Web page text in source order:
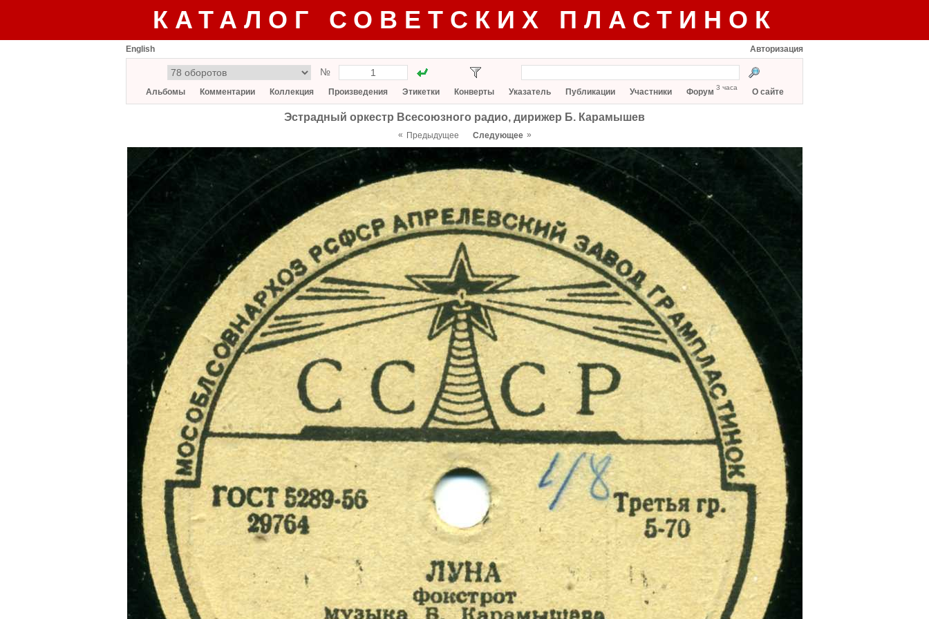
КАТАЛОГ СОВЕТСКИХ ПЛАСТИНОК
English Авторизация
№
Альбомы Комментарии Коллекция Произведения Этикетки Конверты Указатель Публикации Участники Форум 3 часа О сайте
Эстрадный оркестр Всесоюзного радио, дирижер Б. Карамышев
« Предыдущее Следующее »